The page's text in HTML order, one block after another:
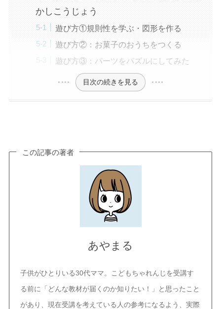
かしこうじょう
遊び方①規則性を学ぶ・図形を作る
遊び方②：お菓子のおうちをつくる
遊び方③：パーツをパズルにしてみた
目次の続きを見る
この記事の著者
あやまる
子供がひとりいる30代ママ。こどもちゃれんじを受講す
る前に「どんな教材が届くのか知りたい！」と思ったこと
があり、現在受講を考えている人の参考になるよう、実際